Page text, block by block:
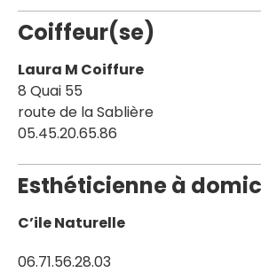
Coiffeur(se)
Laura M Coiffure
8 Quai 55
route de la Sablière
05.45.20.65.86
Esthéticienne à
C’ile Naturelle
06.71.56.28.03